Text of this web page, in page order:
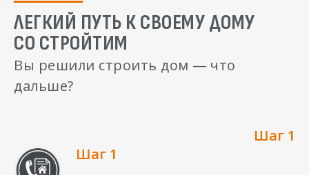
ЛЕГКИЙ ПУТЬ К СВОЕМУ ДОМУ
СО СТРОЙТИМ
Вы решили строить дом — что
дальше?
Шаг 1
Шаг 1